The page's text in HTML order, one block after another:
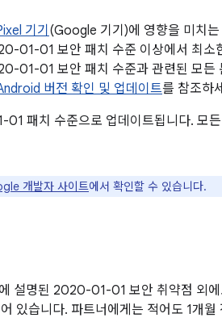
기기 (Google 기기)에 영향을 미치
01-01 보안 패치 수준 이상에서 최소
01-01 보안 패치 수준과 관련된 모든
버전 확인 및 업데이트를 참조하
패치 수준으로 업데이트됩니다. 모
개발자 사이트에서 확인할 수 있습니다.
설명된 2020-01-01 보안 취약점 외
있습니다. 파트너에게는 적어도 1개